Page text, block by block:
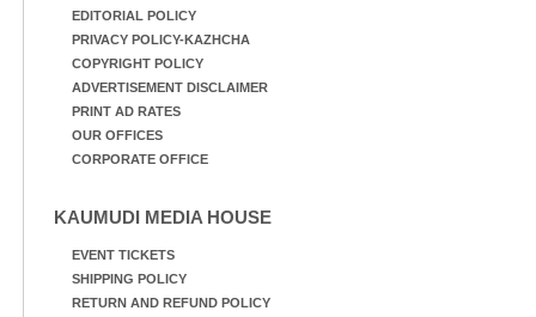
EDITORIAL POLICY
PRIVACY POLICY-KAZHCHA
COPYRIGHT POLICY
ADVERTISEMENT DISCLAIMER
PRINT AD RATES
OUR OFFICES
CORPORATE OFFICE
KAUMUDI MEDIA HOUSE
EVENT TICKETS
SHIPPING POLICY
RETURN AND REFUND POLICY